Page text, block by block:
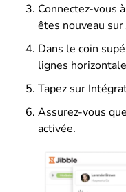
Connectez-vous
êtes nouveau
Dans le coin
lignes
Tapez sur
Assurez-vous
activée.